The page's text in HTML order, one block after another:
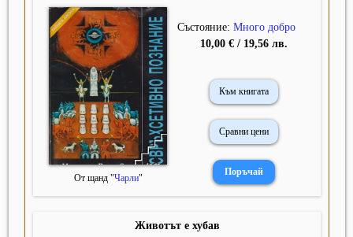
От щанд "Чарли"
Състояние: Много добро
10,00 € / 19,56 лв.
Към книгата
Сравни цени
Животът е хубав